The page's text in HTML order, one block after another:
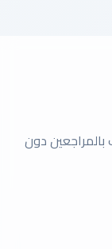
دون